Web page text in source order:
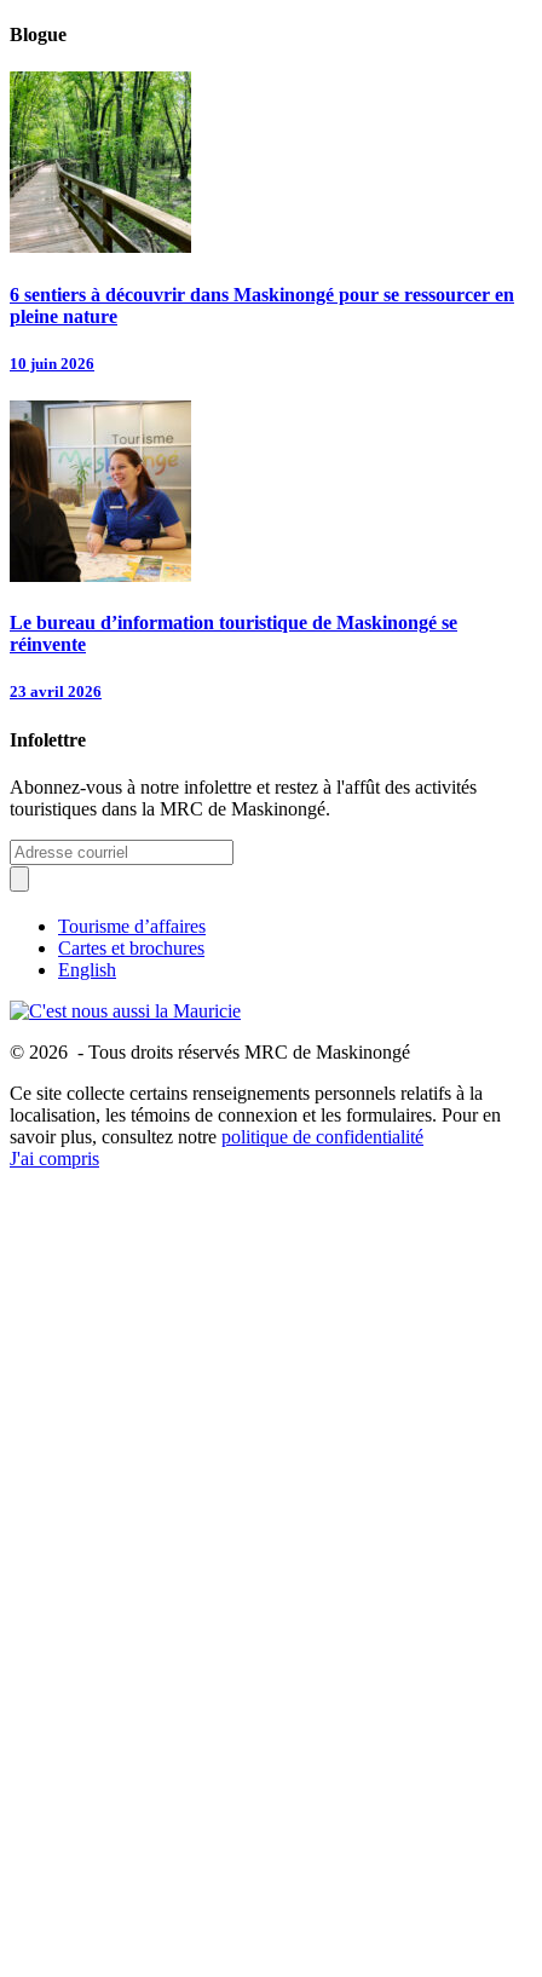
Blogue
6 sentiers à découvrir dans Maskinongé pour se ressourcer en
pleine nature
10 juin 2026
Le bureau d’information touristique de Maskinongé se
réinvente
23 avril 2026
Infolettre
Abonnez-vous à notre infolettre et restez à l'affût des activités
touristiques dans la MRC de Maskinongé.
Tourisme d’affaires
Cartes et brochures
English
© 2026 - Tous droits réservés MRC de Maskinongé
Ce site collecte certains renseignements personnels relatifs à la
localisation, les témoins de connexion et les formulaires. Pour en
savoir plus, consultez notre politique de confidentialité
J'ai compris